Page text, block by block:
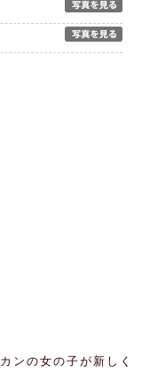
ンの女の子が新しく